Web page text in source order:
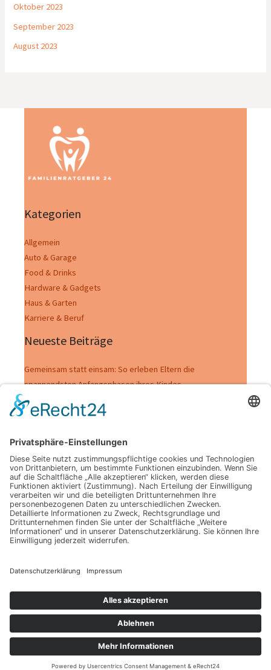
Oktober 2023
September 2023
August 2023
Kategorien
Allgemein
Auto & Garage
Food & Drinks
Hardware & Gadgets
Haus & Garten
Karriere & Beruf
Neueste Beiträge
Gemeinsam statt einsam: So erleben Eltern die
spannendsten Anfangsphasen ihres Kindes
Wenn Abschied zum Neubeginn wird – Wege, mit Verlusten
im Alltag umzugehen
definiert
Mit Sicherheit im Alltag kommunizieren – der Schlüssel zu
neuen Chancen
Kinder sicher am Wasser – was Sie wirklich beachten sollten,
damit die Freude ungetrübt bleibt
Schlagwörter
Copyright © 2026 Familienratgeber 24
Impressum